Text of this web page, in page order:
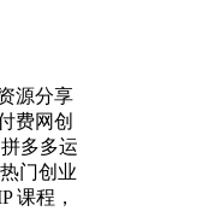
源分享
费网创
多多运
门创业
课程，